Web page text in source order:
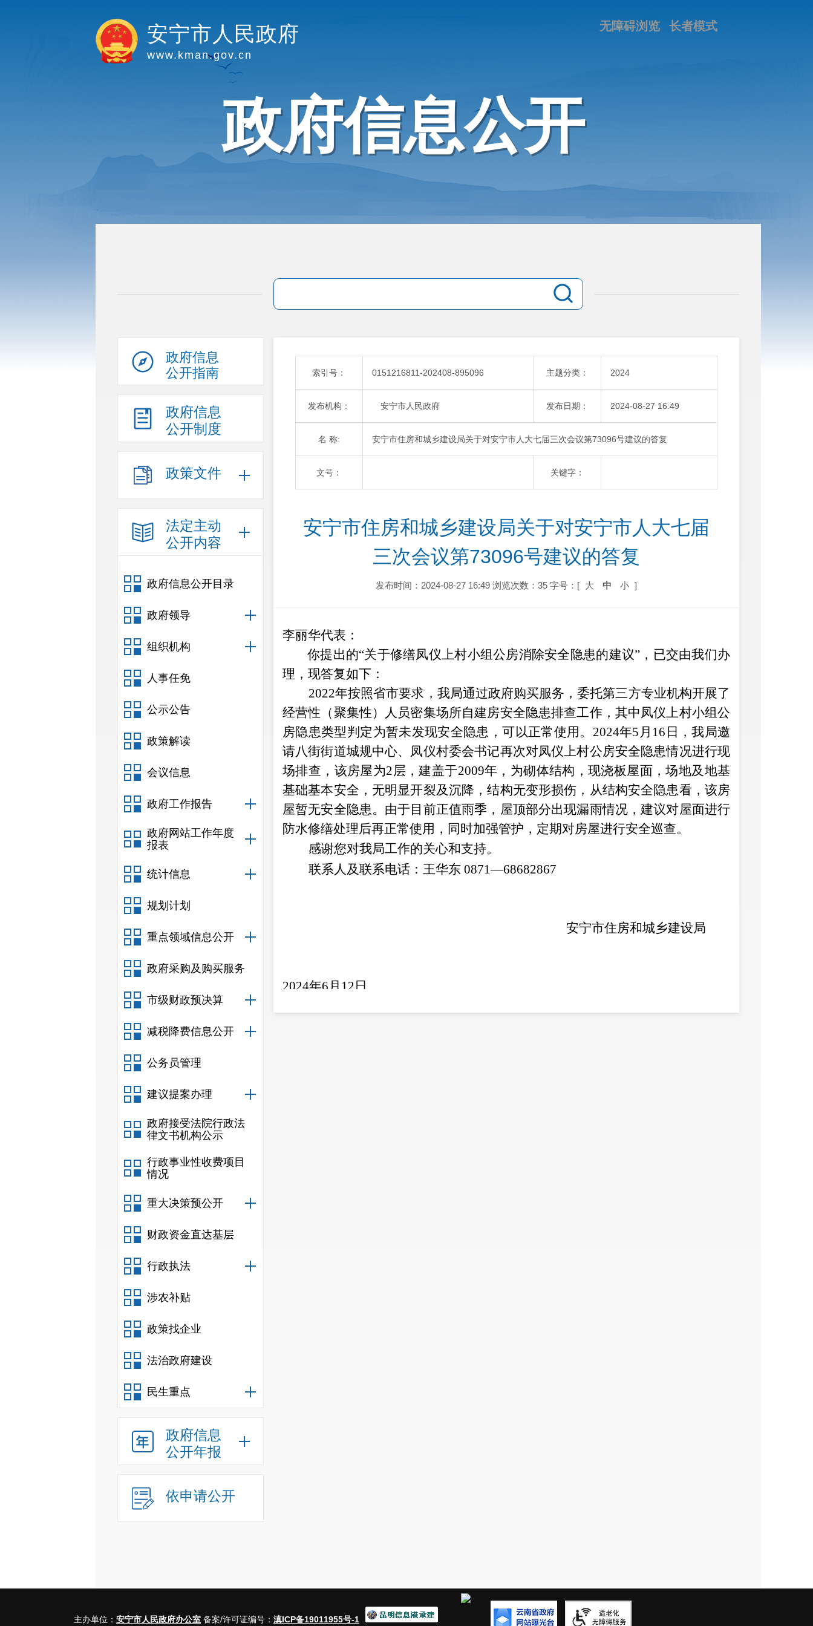
长者模式
无障碍浏览
安宁市人民政府
www.kman.gov.cn
政府信息公开
政府信息
公开指南
政府信息
公开制度
政策文件
法定主动
公开内容
政府信息公开目录
政府领导
组织机构
人事任免
公示公告
政策解读
会议信息
政府工作报告
政府网站工作年度
报表
统计信息
规划计划
重点领域信息公开
政府采购及购买服务
市级财政预决算
减税降费信息公开
公务员管理
建议提案办理
政府接受法院行政法
律文书机构公示
行政事业性收费项目
情况
重大决策预公开
财政资金直达基层
行政执法
涉农补贴
政策找企业
法治政府建设
民生重点
政府信息
公开年报
依申请公开
索引号： 0151216811-202408-895096 主题分类： 2024
发布机构： 安宁市人民政府 发布日期： 2024-08-27 16:49
名 称: 安宁市住房和城乡建设局关于对安宁市人大七届三次会议第73096号建议的答复
文号： 关键字：
安宁市住房和城乡建设局关于对安宁市人大七届
三次会议第73096号建议的答复
发布时间：2024-08-27 16:49 浏览次数：35 字号：[ 大 中 小 ]
李丽华代表：
你提出的“关于修缮凤仪上村小组公房消除安全隐患的建议” ，已交由我们办
理，现答复如下：
2022年按照省市要求，我局通过政府购买服务，委托第三方专业机构开展了
经营性（聚集性）人员密集场所自建房安全隐患排查工作，其中凤仪上村小组公
房隐患类型判定为暂未发现安全隐患，可以正常使用。 2024年5 月 16 日，我局邀
请八街街道城规中心、凤仪村委会书记再次对凤仪上村公房安全隐患情况进行现
场排查，该房屋为2层，建盖于2009年，为砌体结构，现浇板屋面，场地及地基
基础基本安全，无明显开裂及沉降，结构无变形损伤，从结构安全隐患看，该房
屋暂无安全隐患。由于目前正值雨季，屋顶部分出现漏雨情况，建议对屋面进行
防水修缮处理后再正常使用，同时加强管护，定期对房屋进行安全巡查。
感谢您对我局工作的关心和支持。
联系人及联系电话： 王华东 0871—68682867
安宁市住房和城乡建设局
2024年6 月 12 日
主办单位： 安宁市人民政府办公室 备案/许可证编号： 滇ICP备19011955号-1